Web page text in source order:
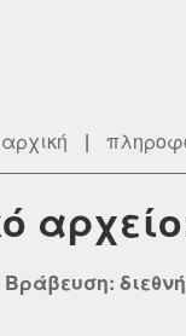
αρχική |
Βράβευση: